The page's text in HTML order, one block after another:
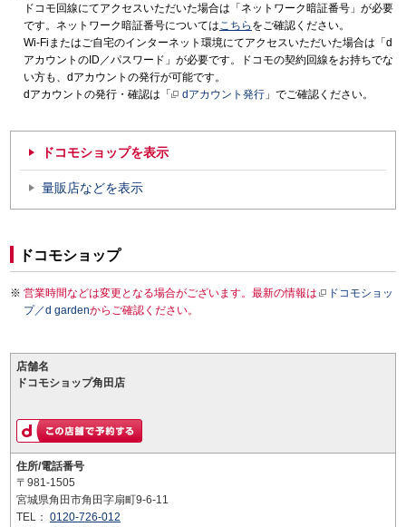
ドコモ回線にてアクセスいただいた場合は「ネットワーク暗証番号」が必要
です。ネットワーク暗証番号についてはこちら をご確認ください。
Wi-Fiまたはご自宅のインターネット環境にてアクセスいただいた場合は「d
アカウントのID／パスワード」が必要です。ドコモの契約回線をお持ちでな
い方も、dアカウントの発行が可能です。
dアカウントの発行・確認は「
dアカウント発行 」でご確認ください。
ドコモショップを表示
量販店などを表示
ドコモショップ
営業時間などは変更となる場合がございます。最新の情報は
ドコモショッ
プ／d gardenからご確認ください。
店舗名
ドコモショップ角田店
住所/電話番号
〒981-1505
宮城県角田市角田字扇町9-6-11
TEL： 0120-726-012